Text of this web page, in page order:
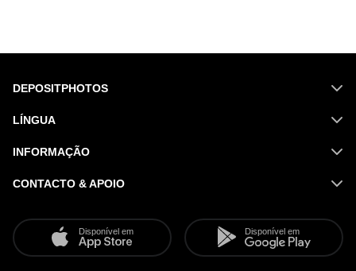
DEPOSITPHOTOS
LÍNGUA
INFORMAÇÃO
Disponível em Disponível em
CONTACTO & APOIO